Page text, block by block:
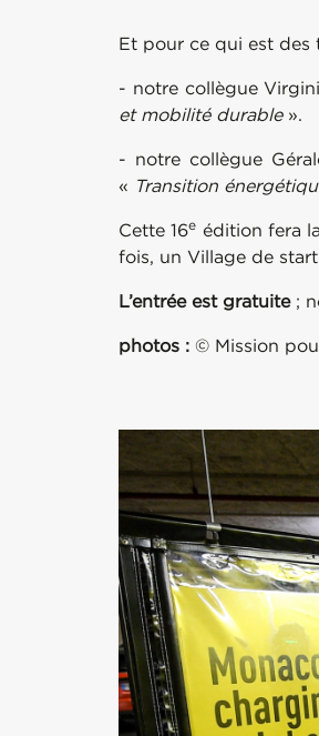
Et pour ce qui est des
- notre collègue
et mobilité durable ».
- notre collègue
« Transition
Cette 16e édition fera
fois, un Village de
L’entrée est gratuite;
photos : © Mission